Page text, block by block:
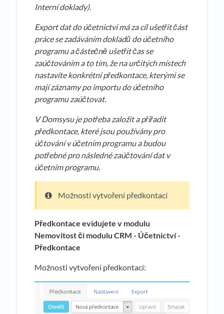
Interní doklady).
Export dat do účetnictví má za cíl ušetřitčást
práce se zadáváním dokladů do účetního
programu ačástečně ušetřitčas se
zaúčtováním a to tím, že na určitých místech
nastavíte konkrétní předkontace, kterými se
mají záznamy po importu do účetního
programu zaúčtovat.
V Domsysu je potřeba založit a přiřadit
předkontace, které jsou používány pro
účtování v účetním programu a budou
potřebné pro následné zaúčtování dat v
účetním programu.
Možnosti vytvoření předkontací
Předkontace evidujete v modulu
Nemovitost či modulu CRM - Účetnictví -
Předkontace
Možnosti vytvoření předkontací: